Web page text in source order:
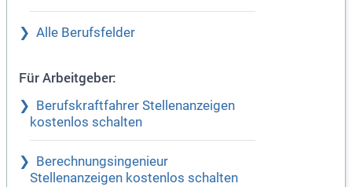
Alle Berufsfelder
Für Arbeitgeber:
Berufskraftfahrer Stellenanzeigen
kostenlos schalten
Berechnungsingenieur
Stellenanzeigen kostenlos schalten